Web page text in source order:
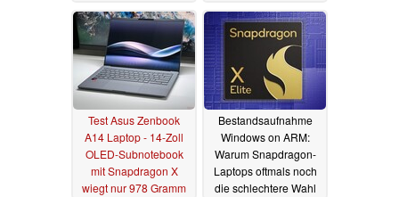
02.02.2025
Test Asus Zenbook
A14 Laptop - 14-Zoll
OLED-Subnotebook
mit Snapdragon X
wiegt nur 978 Gramm
Bestandsaufnahme
Windows on ARM:
Warum Snapdragon-
Laptops oftmals noch
die schlechtere Wahl